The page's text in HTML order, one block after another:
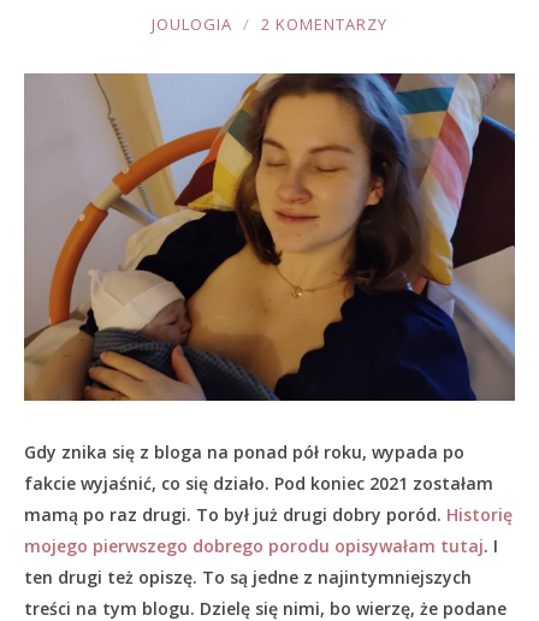
JOULE
JOULOGIA 2 KOMENTARZY
Gdy znika się z bloga na ponad pół roku, wypada po
fakcie wyjaśnić, co się działo. Pod koniec 2021 zostałam
mamą po raz drugi. To był już drugi dobry poród. Historię
mojego pierwszego dobrego porodu opisywałam tutaj. I
ten drugi też opiszę. To są jedne z najintymniejszych
treści na tym blogu. Dzielę się nimi, bo wierzę, że podane